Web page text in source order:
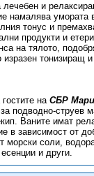
лечебен и
намалява умората
тонус и
продукти и
на тялото,
тонизиращ
на СБР
подводно-струев
Ваните имат
в зависимост от
морски соли,
и други.